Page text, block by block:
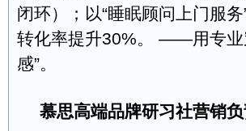
闭环）；以“睡眠顾问上门服
转化率提升30%。 ——用专业
感”。
慕思高端品牌研习社营销